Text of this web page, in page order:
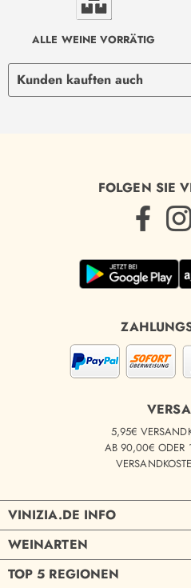
ALLE WEINE VORRÄTIG
Kunden kauften auch
FOLGEN SIE
5,95€
AB 90,00€ ODER
VINIZIA.DE INFO
WEINARTEN
TOP 5 REGIONEN